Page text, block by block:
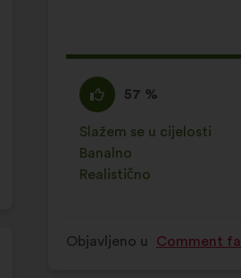
Slažem
:
57 %
Za
navedeni
je
prijedlog
stavljena
Slažem se u cijelosti
:put
Banalno
:put
Realistično
:put
Objavljeno u Comment